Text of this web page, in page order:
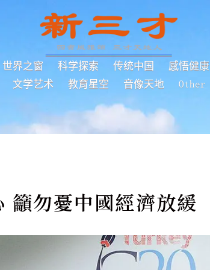
世界之窗 科学探索 传统中国 感悟健康
文学艺术
教育星空 音像天地 Other
籲勿憂中國經濟放緩